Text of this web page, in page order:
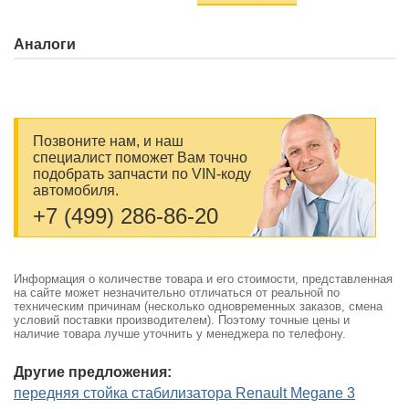
Аналоги
Позвоните нам, и наш
специалист поможет Вам точно
подобрать запчасти по VIN-коду
автомобиля.
+7 (499) 286-86-20
Информация о количестве товара и его стоимости, представленная
на сайте может незначительно отличаться от реальной по
техническим причинам (несколько одновременных заказов, смена
условий поставки производителем). Поэтому точные цены и
наличие товара лучше уточнить у менеджера по телефону.
Другие предложения:
передняя стойка стабилизатора Renault Megane 3